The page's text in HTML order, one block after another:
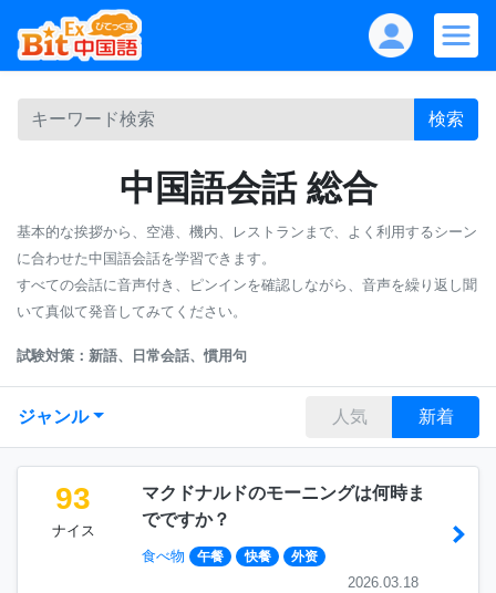
検索
中国語会話 総合
基本的な挨拶から、空港、機内、レストランまで、よく利用するシーン
に合わせた中国語会話を学習できます。
すべての会話に音声付き、ピンインを確認しながら、音声を繰り返し聞
いて真似て発音してみてください。
試験対策：新語、日常会話、慣用句
ジャンル 人気 新着
93
ナイス
マクドナルドのモーニングは何時ま
でですか？
食べ物 午餐 快餐 外资
2026.03.18